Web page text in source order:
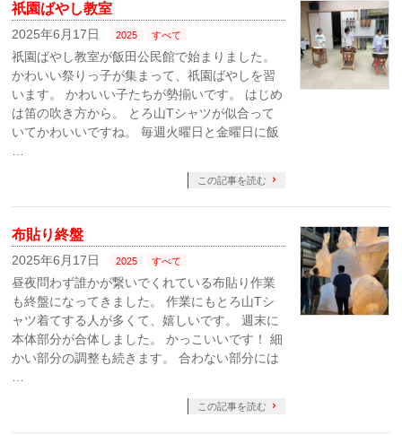
祇園ばやし教室
2025年6月17日 2025 すべて
祇園ばやし教室が飯田公民館で始まりました。
かわいい祭りっ子が集まって、祇園ばやしを習
います。 かわいい子たちが勢揃いです。 はじめ
は笛の吹き方から。 とろ山Tシャツが似合って
いてかわいいですね。 毎週火曜日と金曜日に飯
この記事を読む
布貼り終盤
2025年6月17日 2025 すべて
昼夜問わず誰かが繋いでくれている布貼り作業
も終盤になってきました。 作業にもとろ山Tシ
ャツ着てする人が多くて、嬉しいです。 週末に
本体部分が合体しました。 かっこいいです！ 細
かい部分の調整も続きます。 合わない部分には
この記事を読む